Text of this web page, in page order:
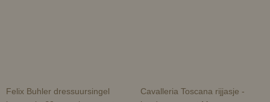
Felix Buhler dressuursingel
Cavalleria Toscana rijjasje -